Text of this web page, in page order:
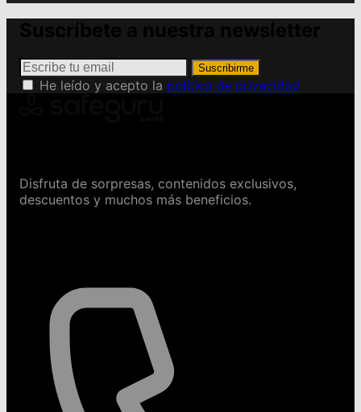
Suscribirme
He leído y acepto la política de privacidad
Disfruta de sorpresas, contenidos exclusivos,
descuentos y muchos más beneficios.